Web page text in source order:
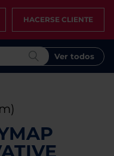
HACERSE CLIENTE
Ver todos